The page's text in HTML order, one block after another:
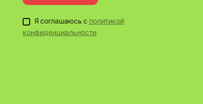
Я соглашаюсь с политикой
конфиденциальности